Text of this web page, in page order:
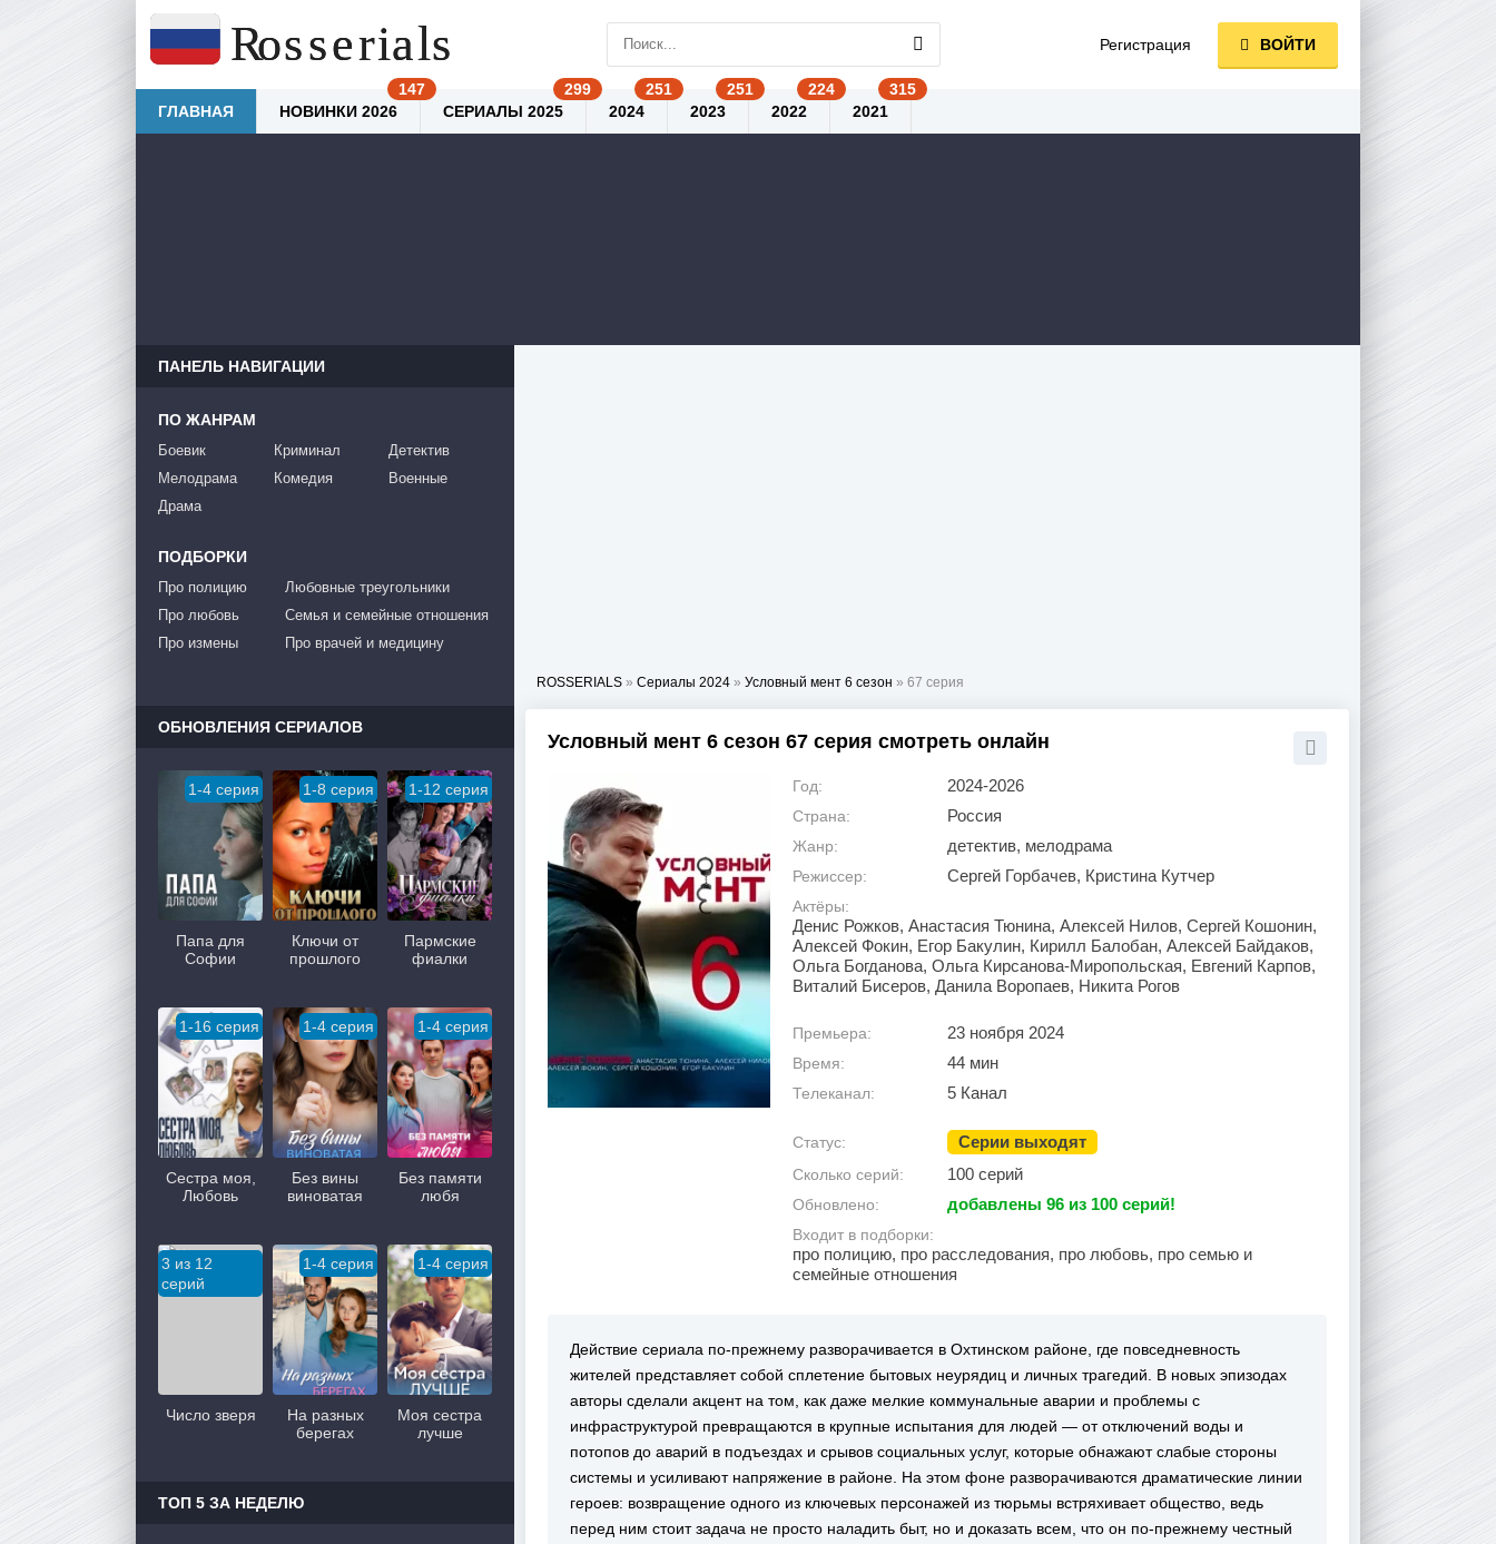
ROSSERIALS » Сериалы 2024 » Условный мент 6 сезон » 67 серия
Условный мент 6 сезон 67 серия смотреть онлайн
Год: 2024-2026
Страна: Россия
Жанр: детектив, мелодрама
Режиссер: Сергей Горбачев, Кристина Кутчер
Актёры:
Денис Рожков, Анастасия Тюнина, Алексей Нилов, Сергей Кошонин,
Алексей Фокин, Егор Бакулин, Кирилл Балобан, Алексей Байдаков,
Ольга Богданова, Ольга Кирсанова-Миропольская, Евгений Карпов,
Виталий Бисеров, Данила Воропаев, Никита Рогов
Премьера: 23 ноября 2024
Время: 44 мин
Телеканал: 5 Канал
Статус: Серии выходят
Сколько серий: 100 серий
Обновлено: добавлены 96 из 100 серий!
Входит в подборки:
про полицию, про расследования, про любовь, про семью и
семейные отношения
Действие сериала по-прежнему разворачивается в Охтинском районе, где повседневность
жителей представляет собой сплетение бытовых неурядиц и личных трагедий. В новых эпизодах
авторы сделали акцент на том, как даже мелкие коммунальные аварии и проблемы с
инфраструктурой превращаются в крупные испытания для людей — от отключений воды и
потопов до аварий в подъездах и срывов социальных услуг, которые обнажают слабые стороны
системы и усиливают напряжение в районе. На этом фоне разворачиваются драматические линии
героев: возвращение одного из ключевых персонажей из тюрьмы встряхивает общество, ведь
перед ним стоит задача не просто наладить быт, но и доказать всем, что он по-прежнему честный
ПАНЕЛЬ НАВИГАЦИИ
ПО ЖАНРАМ
Боевик
Мелодрама
Драма
Криминал
Комедия
Детектив
Военные
ПОДБОРКИ
Про полицию
Про любовь
Про измены
Любовные треугольники
Семья и семейные отношения
Про врачей и медицину
ОБНОВЛЕНИЯ СЕРИАЛОВ
1-4 серия
Папа для
Софии
1-8 серия
Ключи от
прошлого
1-12 серия
Пармские
фиалки
1-16 серия
Сестра моя,
Любовь
1-4 серия
Без вины
виноватая
1-4 серия
Без памяти
любя
3 из 12
серий
Число зверя
1-4 серия
На разных
берегах
1-4 серия
Моя сестра
лучше
ТОП 5 ЗА НЕДЕЛЮ
Регистрация ВОЙТИ
ГЛАВНАЯ НОВИНКИ 2026 СЕРИАЛЫ 2025 2024 2023 2022 2021